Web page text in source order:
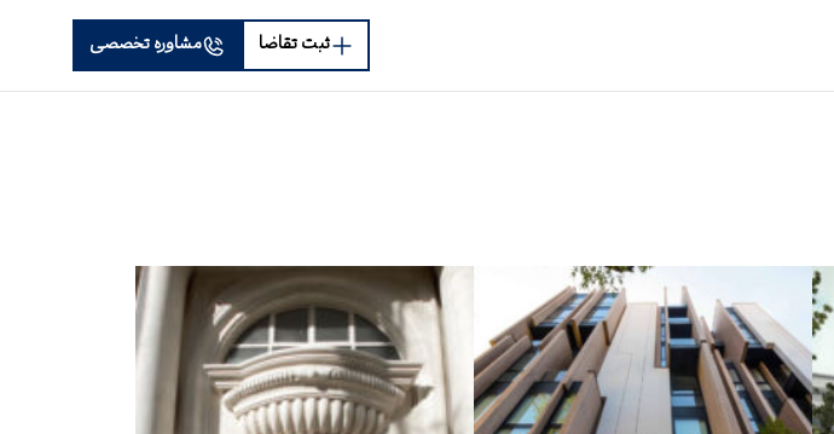
ثبت تقاضا مشاوره تخصصی